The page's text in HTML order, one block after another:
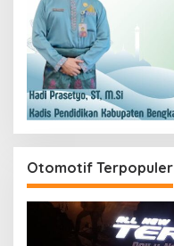
Otomotif Terpopuler